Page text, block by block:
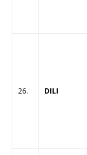
26. DILI